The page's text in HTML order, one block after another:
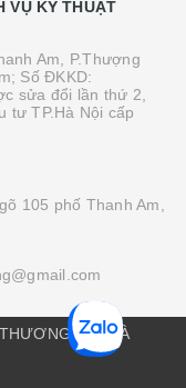
VỤ KỸ THUẬT
Am, P.Thượng
Số ĐKKD:
sửa đổi lần thứ 2,
tư TP.Hà Nội cấp
105 phố Thanh Am,
MẠI VÀ